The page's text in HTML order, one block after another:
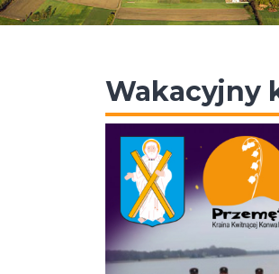
Wakacyjny